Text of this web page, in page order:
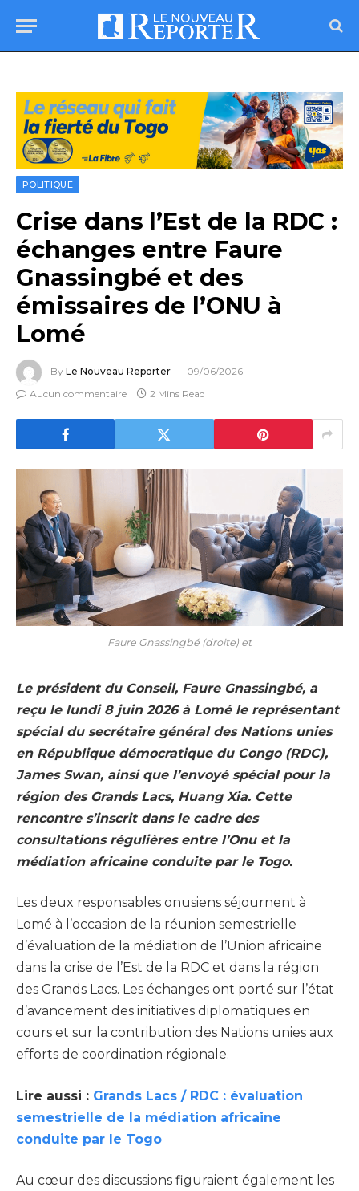
POLITIQUE
Crise dans l’Est de la RDC :
échanges entre Faure
Gnassingbé et des
émissaires de l’ONU à
Lomé
By Le Nouveau Reporter
09/06/2026
Aucun commentaire
2 Mins Read
Faure Gnassingbé (droite) et
Le président du Conseil, Faure Gnassingbé, a
reçu le lundi 8 juin 2026 à Lomé le représentant
spécial du secrétaire général des Nations unies
en République démocratique du Congo (RDC),
James Swan, ainsi que l’envoyé spécial pour la
région des Grands Lacs, Huang Xia. Cette
rencontre s’inscrit dans le cadre des
consultations régulières entre l’Onu et la
médiation africaine conduite par le Togo.
Les deux responsables onusiens séjournent à
Lomé à l’occasion de la réunion semestrielle
d’évaluation de la médiation de l’Union africaine
dans la crise de l’Est de la RDC et dans la région
des Grands Lacs. Les échanges ont porté sur l’état
d’avancement des initiatives diplomatiques en
cours et sur la contribution des Nations unies aux
efforts de coordination régionale.
Lire aussi : Grands Lacs / RDC : évaluation
semestrielle de la médiation africaine
conduite par le Togo
Au cœur des discussions figuraient également les